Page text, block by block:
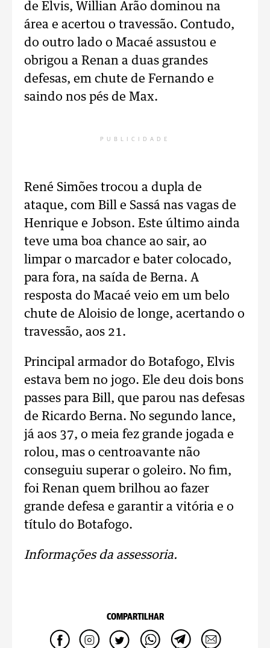
de Elvis, Willian Arão dominou na
área e acertou o travessão. Contudo,
do outro lado o Macaé assustou e
obrigou a Renan a duas grandes
defesas, em chute de Fernando e
saindo nos pés de Max.
PUBLICIDADE
René Simões trocou a dupla de
ataque, com Bill e Sassá nas vagas de
Henrique e Jobson. Este último ainda
teve uma boa chance ao sair, ao
limpar o marcador e bater colocado,
para fora, na saída de Berna. A
resposta do Macaé veio em um belo
chute de Aloisio de longe, acertando o
travessão, aos 21.
Principal armador do Botafogo, Elvis
estava bem no jogo. Ele deu dois bons
passes para Bill, que parou nas defesas
de Ricardo Berna. No segundo lance,
já aos 37, o meia fez grande jogada e
rolou, mas o centroavante não
conseguiu superar o goleiro. No fim,
foi Renan quem brilhou ao fazer
grande defesa e garantir a vitória e o
título do Botafogo.
Informações da assessoria.
COMPARTILHAR